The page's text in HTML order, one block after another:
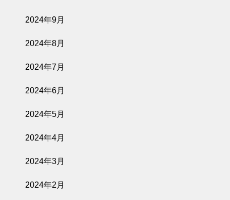
2024年9月
2024年8月
2024年7月
2024年6月
2024年5月
2024年4月
2024年3月
2024年2月